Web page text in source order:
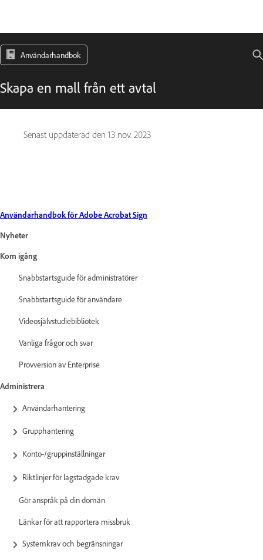
Användarhandbok
Skapa en mall från ett avtal
Senast uppdaterad den 13 nov. 2023
Användarhandbok för Adobe Acrobat Sign
Nyheter
Kom igång
Snabbstartsguide för administratörer
Snabbstartsguide för användare
Videosjälvstudiebibliotek
Vanliga frågor och svar
Provversion av Enterprise
Administrera
Användarhantering
Grupphantering
Konto-/gruppinställningar
Riktlinjer för lagstadgade krav
Gör anspråk på din domän
Länkar för att rapportera missbruk
Systemkrav och begränsningar